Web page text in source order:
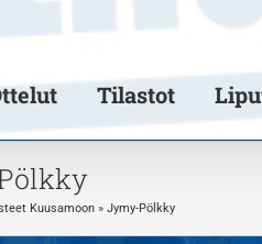
Tilastot
Kuusamoon» Jymy-Pölkky